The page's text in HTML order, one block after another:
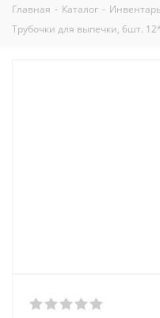
Главная - Каталог -
Трубочки для выпечки, 6шт.